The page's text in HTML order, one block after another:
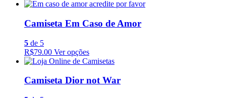
Camiseta Em Caso de Amor
5 de 5
R$79.00 Ver opções
Camiseta Dior not War